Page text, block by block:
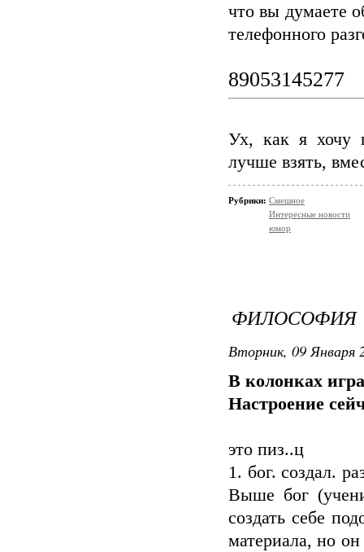
что вы думаете
телефонного
89053145277
Ух, как я хочу
лучше взять,
Рубрики: Смешное
Интересные новости
юмор
ФИЛОСОФИЯ
Вторник, 09 Января
В колонках
Настроение
это пиз..ц
1. бог. создал.
Выше бог
создать себе
материала, но